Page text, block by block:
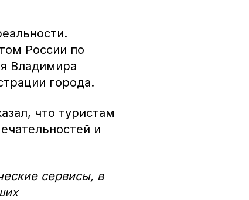
России по
Владимира
города.
что туристам
и
сервисы, в